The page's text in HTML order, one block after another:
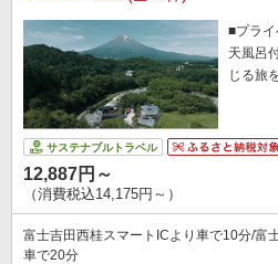
■プラ
天風呂
じる旅
サステナブルトラベル
12,887円～
（消費税込14,175円～）
富士吉田西桂スマートICより車で10分/富
車で20分